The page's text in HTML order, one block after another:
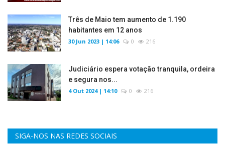
Três de Maio tem aumento de 1.190
habitantes em 12 anos
30 Jun 2023 | 14:06 0 216
Judiciário espera votação tranquila, ordeira
e segura nos...
4 Out 2024 | 14:10 0 216
SIGA-NOS NAS REDES SOCIAIS